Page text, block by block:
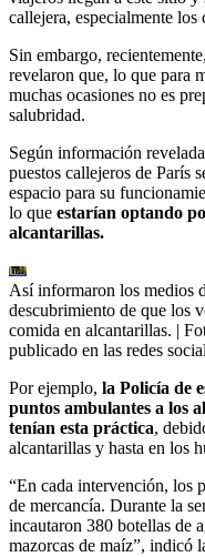
callejera, especialmente los
Sin embargo,
revelaron que, lo que para
muchas ocasiones no es
salubridad.
Según información
puestos callejeros de París
espacio para su
lo que estarían optando
alcantarillas.
Así informaron los medios
descubrimiento de que los
comida en alcantarillas. |
publicado en las redes
Por ejemplo, la Policía de
puntos ambulantes a los
tenían esta práctica,
alcantarillas y hasta en los
“En cada intervención, los
de mercancía. Durante la
incautaron 380 botellas de
mazorcas de maíz”, indicó